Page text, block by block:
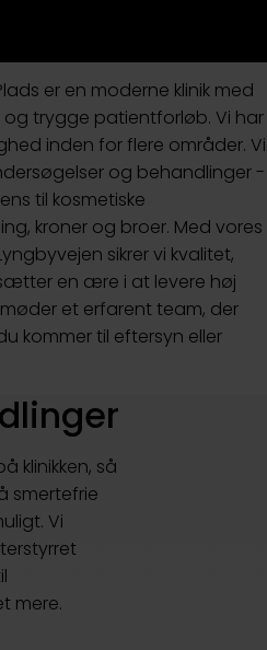
er en moderne klinik med
trygge patientforløb. Vi har
inden for flere områder. Vi
og behandlinger -
til kosmetiske
kroner og broer. Med vores
sikrer vi kvalitet,
en ære i at levere høj
et erfarent team, der
kommer til eftersyn eller
klinikken, så
smertefrie
Vi
mere.